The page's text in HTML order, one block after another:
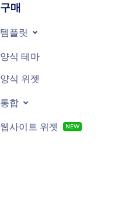
구매
템플릿
양식 테마
양식 위젯
통합
웹사이트 위젯 NEW